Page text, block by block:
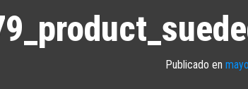
Publicado en